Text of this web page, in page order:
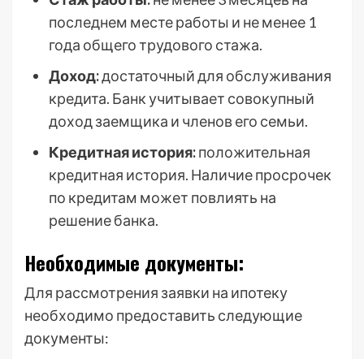
последнем месте работы и не менее 1
года общего трудового стажа.
Доход:достаточный для обслуживания
кредита. Банк учитывает совокупный
доход заемщика и членов его семьи.
Кредитная история:положительная
кредитная история. Наличие просрочек
по кредитам может повлиять на
решение банка.
Необходимые документы:
Для рассмотрения заявки на ипотеку
необходимо предоставить следующие
документы: